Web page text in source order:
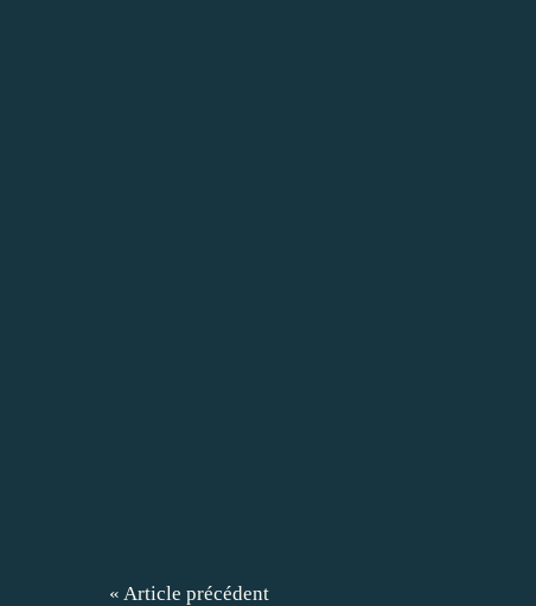
« Article précédent